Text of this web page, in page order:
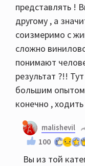
представлять !
другому , а
соизмеримо с
сложно
понимают
результат ?!!
большим
конечно ,
malishevil
100
Вы из той